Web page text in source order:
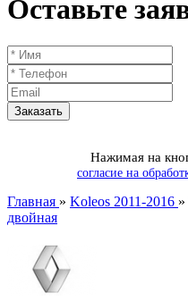
Оставьте
Нажимая на
согласие на
Главная » Koleos 2011-2016 »
двойная